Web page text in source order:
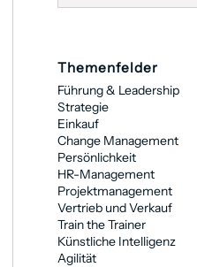
Themenfelder
Führung & Leadership
Strategie
Einkauf
Change Management
Persönlichkeit
HR-Management
Projektmanagement
Vertrieb und Verkauf
Train the Trainer
Künstliche Intelligenz
Agilität